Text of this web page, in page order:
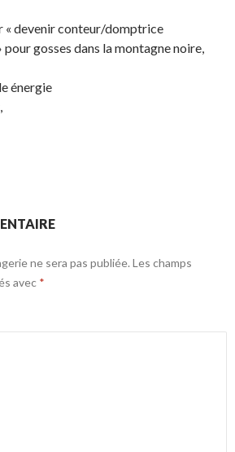
« devenir conteur/domptrice
gosses dans la montagne noire,
énergie
ne sera pas publiée. Les champs
avec *